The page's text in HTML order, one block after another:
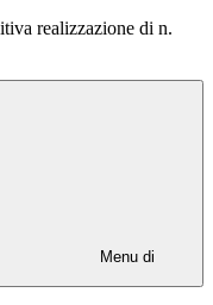
realizzazione di n.
Menu di